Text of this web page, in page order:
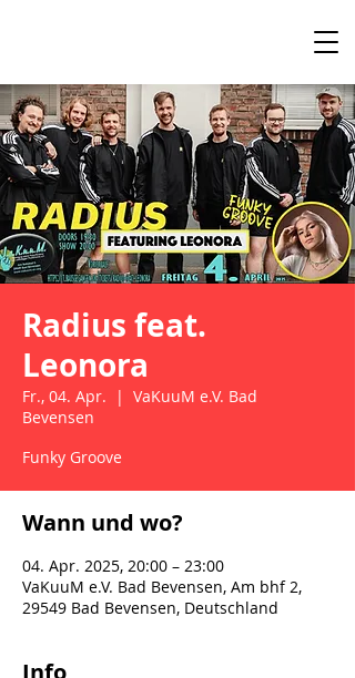
Radius feat.
Leonora
Fr., 04. Apr.
  |
VaKuuM e.V. Bad
Bevensen
Funky Groove
Wann und wo?
04. Apr. 2025, 20:00 – 23:00
VaKuuM e.V. Bad Bevensen, Am bhf 2,
29549 Bad Bevensen, Deutschland
Info